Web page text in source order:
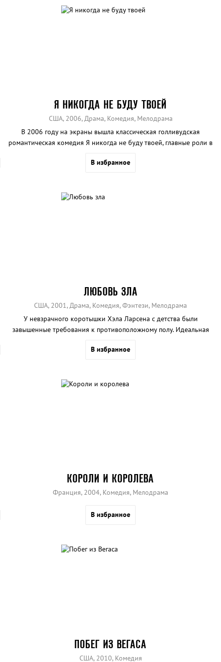
Я НИКОГДА НЕ БУДУ ТВОЕЙ
США, 2006, Драма, Комедия, Мелодрама
В 2006 году на экраны вышла классическая голливудская
романтическая комедия Я никогда не буду твоей, главные роли в
В избранное
ЛЮБОВЬ ЗЛА
США, 2001, Драма, Комедия, Фэнтези, Мелодрама
У невзрачного коротышки Хэла Ларсена с детства были
завышенные требования к противоположному полу. Идеальная
Пфайффер, телом Бритни Спирс и грудью Памелы Андерсон.
В избранное
КОРОЛИ И КОРОЛЕВА
Франция, 2004, Комедия, Мелодрама
В избранное
ПОБЕГ ИЗ ВЕГАСА
США, 2010, Комедия